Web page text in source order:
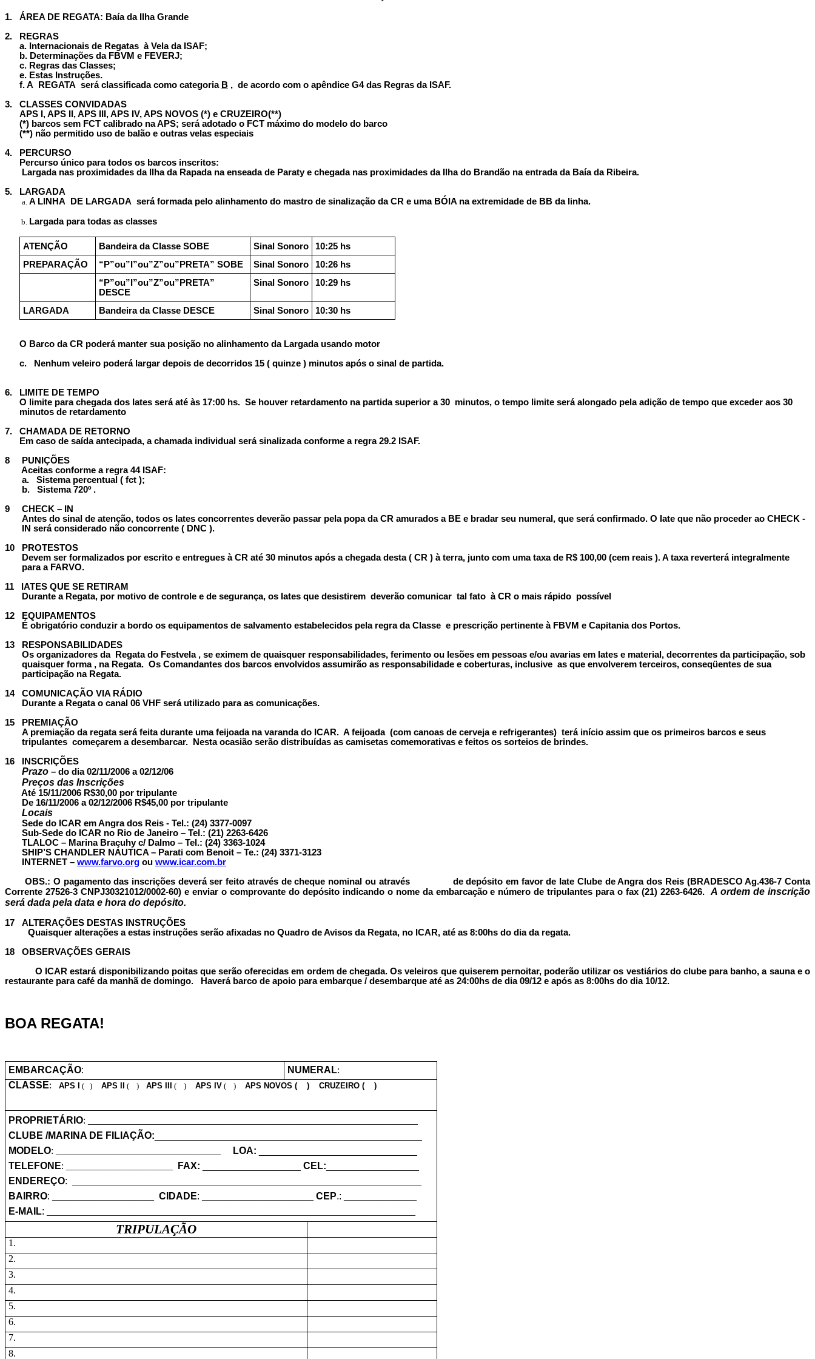
1.
ÁREA DE REGATA: Baía da Ilha Grande
2.
REGRAS
a. Internacionais de Regatas à Vela da ISAF;
b. Determinações da FBVM e FEVERJ;
c. Regras das Classes;
e. Estas Instruções.
f. A REGATA será classificada como categoria B , de acordo com o apêndice G4 das Regras da ISAF.
3.
CLASSES CONVIDADAS
APS I, APS II, APS III, APS IV, APS NOVOS (*) e CRUZEIRO(**)
(*) barcos sem FCT calibrado na APS; será adotado o FCT máximo do modelo do barco
(**) não permitido uso de balão e outras velas especiais
4.
PERCURSO
Percurso único para todos os barcos inscritos:
Largada nas proximidades da Ilha da Rapada na enseada de Paraty e chegada nas proximidades da Ilha do Brandão na entrada da Baía da Ribeira.
5.
LARGADA
A LINHA DE LARGADA será formada pelo alinhamento do mastro de sinalização da CR e uma BÓIA na extremidade de BB da linha.
Largada para todas as classes
ATENÇÃO Bandeira da Classe SOBE Sinal Sonoro
10:25 hs
PREPARAÇÃO
“P”ou”I”ou”Z”ou”PRETA” SOBE Sinal Sonoro
10:26 hs
“P”ou”I”ou”Z”ou”PRETA”
DESCE
Sinal Sonoro 10:29 hs
LARGADA Bandeira da Classe DESCE Sinal Sonoro 10:30 hs
O Barco da CR poderá manter sua posição no alinhamento da Largada usando motor
c.
Nenhum veleiro poderá largar depois de decorridos 15 ( quinze ) minutos após o sinal de partida.
6.
LIMITE DE TEMPO
O limite para chegada dos Iates será até às 17:00 hs. Se houver retardamento na partida superior a 30 minutos, o tempo limite será alongado pela adição de tempo que exceder aos 30
minutos de retardamento
7.
CHAMADA DE RETORNO
Em caso de saída antecipada, a chamada individual será sinalizada conforme a regra 29.2 ISAF.
8
PUNIÇÕES
Aceitas conforme a regra 44 ISAF:
a.
Sistema percentual ( fct );
b.
Sistema 720º .
9
CHECK – IN
Antes do sinal de atenção, todos os Iates concorrentes deverão passar pela popa da CR amurados a BE e bradar seu numeral, que será confirmado. O Iate que não proceder ao CHECK -
IN será considerado não concorrente ( DNC ).
10
PROTESTOS
Devem ser formalizados por escrito e entregues à CR até 30 minutos após a chegada desta ( CR ) à terra, junto com uma taxa de R$ 100,00 (cem reais ). A taxa reverterá integralmente
para a FARVO.
11
IATES QUE SE RETIRAM
Durante a Regata, por motivo de controle e de segurança, os Iates que desistirem deverão comunicar tal fato à CR o mais rápido possível
12
EQUIPAMENTOS
É obrigatório conduzir a bordo os equipamentos de salvamento estabelecidos pela regra da Classe e prescrição pertinente à FBVM e Capitania dos Portos.
13
RESPONSABILIDADES
Os organizadores da Regata do Festvela , se eximem de quaisquer responsabilidades, ferimento ou lesões em pessoas e/ou avarias em Iates e material, decorrentes da participação, sob
quaisquer forma , na Regata. Os Comandantes dos barcos envolvidos assumirão as responsabilidade e coberturas, inclusive as que envolverem terceiros, conseqüentes de sua
participação na Regata.
14
COMUNICAÇÃO VIA RÁDIO
Durante a Regata o canal 06 VHF será utilizado para as comunicações.
15
PREMIAÇÃO
A premiação da regata será feita durante uma feijoada na varanda do ICAR. A feijoada (com canoas de cerveja e refrigerantes) terá início assim que os primeiros barcos e seus
tripulantes começarem a desembarcar. Nesta ocasião serão distribuídas as camisetas comemorativas e feitos os sorteios de brindes.
16
INSCRIÇÕES
Prazo – do dia 02/11/2006 a 02/12/06
Preços das Inscrições
Até 15/11/2006 R$30,00 por tripulante
De 16/11/2006 a 02/12/2006 R$45,00 por tripulante
Locais
Sede do ICAR em Angra dos Reis - Tel.: (24) 3377-0097
Sub-Sede do ICAR no Rio de Janeiro – Tel.: (21) 2263-6426
TLALOC – Marina Bracuhy c/ Dalmo – Tel.: (24) 3363-1024
SHIP’S CHANDLER NÁUTICA – Parati com Benoit – Te.: (24) 3371-3123
INTERNET – www.farvo.org ou www.icar.com.br
OBS.: O pagamento das inscrições deverá ser feito através de cheque nominal ou através de depósito em favor de Iate Clube de Angra dos Reis (BRADESCO Ag.436-7 Conta
Corrente 27526-3 CNPJ30321012/0002-60) e enviar o comprovante do depósito indicando o nome da embarcação e número de tripulantes para o fax (21) 2263-6426.A ordem de inscrição
será dada pela data e hora do depósito.
17
ALTERAÇÕES DESTAS INSTRUÇÕES
Quaisquer alterações a estas instruções serão afixadas no Quadro de Avisos da Regata, no ICAR, até as 8:00hs do dia da regata.
18
OBSERVAÇÕES GERAIS
O ICAR estará disponibilizando poitas que serão oferecidas em ordem de chegada. Os veleiros que quiserem pernoitar, poderão utilizar os vestiários do clube para banho, a sauna e o
restaurante para café da manhã de domingo. Haverá barco de apoio para embarque / desembarque até as 24:00hs de dia 09/12 e após as 8:00hs do dia 10/12.
BOA REGATA!
EMBARCAÇÃO: NUMERAL:
CLASSE: APS I ( ) APS II ( ) APS III ( ) APS IV( ) APS NOVOS ( ) CRUZEIRO ( )
PROPRIETÁRIO: ____________________________________________________________________
CLUBE /MARINA DE FILIAÇÃO:
MODELO: __________________________________ LOA:
TELEFONE: ______________________ FAX: CEL:
ENDEREÇO:
BAIRRO: CIDADE: CEP.:
E-MAIL:
TRIPULAÇÃO
1.
2.
3.
4.
5.
6.
7.
8.